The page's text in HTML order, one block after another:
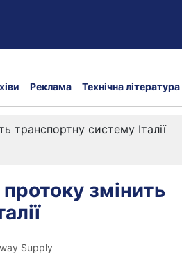
Реклама Технічна література
транспортну систему Італії
змінить
Supply